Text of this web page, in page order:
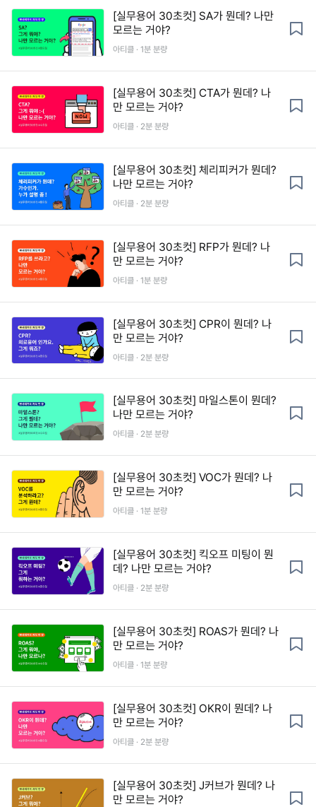
[실무용어 30초컷] SA가 뭔데? 나만
모르는 거야?
아티클 · 1분 분량
[실무용어 30초컷] CTA가 뭔데? 나
만 모르는 거야?
아티클 · 2분 분량
[실무용어 30초컷] 체리피커가 뭔데?
나만 모르는 거야?
아티클 · 2분 분량
[실무용어 30초컷] RFP가 뭔데? 나
만 모르는 거야?
아티클 · 1분 분량
[실무용어 30초컷] CPR이 뭔데? 나
만 모르는 거야?
아티클 · 2분 분량
[실무용어 30초컷] 마일스톤이 뭔데?
나만 모르는 거야?
아티클 · 2분 분량
[실무용어 30초컷] VOC가 뭔데? 나
만 모르는 거야?
아티클 · 1분 분량
[실무용어 30초컷] 킥오프 미팅이 뭔
데? 나만 모르는 거야?
아티클 · 2분 분량
[실무용어 30초컷] ROAS가 뭔데? 나
만 모르는 거야?
아티클 · 1분 분량
[실무용어 30초컷] OKR이 뭔데? 나
만 모르는 거야?
아티클 · 2분 분량
[실무용어 30초컷] J커브가 뭔데? 나
만 모르는 거야?